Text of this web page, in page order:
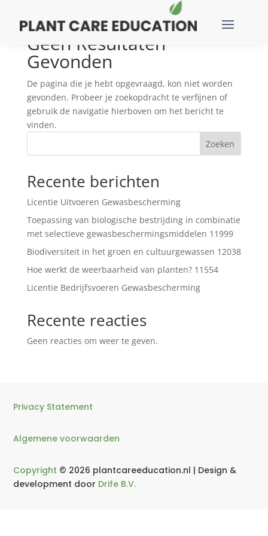
Geen Resultaten
Gevonden
De pagina die je hebt opgevraagd, kon niet worden
gevonden. Probeer je zoekopdracht te verfijnen of
gebruik de navigatie hierboven om het bericht te
vinden.
Zoeken
Recente berichten
Licentie Uitvoeren Gewasbescherming
Toepassing van biologische bestrijding in combinatie
met selectieve gewasbeschermingsmiddelen 11999
Biodiversiteit in het groen en cultuurgewassen 12038
Hoe werkt de weerbaarheid van planten? 11554
Licentie Bedrijfsvoeren Gewasbescherming
Recente reacties
Geen reacties om weer te geven.
Privacy Statement
Algemene voorwaarden
Copyright © 2026 plantcareeducation.nl | Design &
development door Drife B.V.